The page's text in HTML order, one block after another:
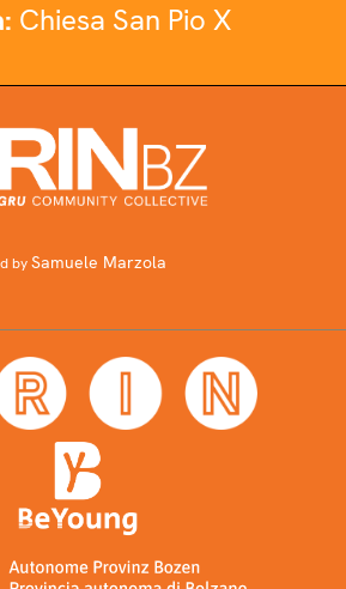
Chiesa San Pio X
bySamuele Marzola